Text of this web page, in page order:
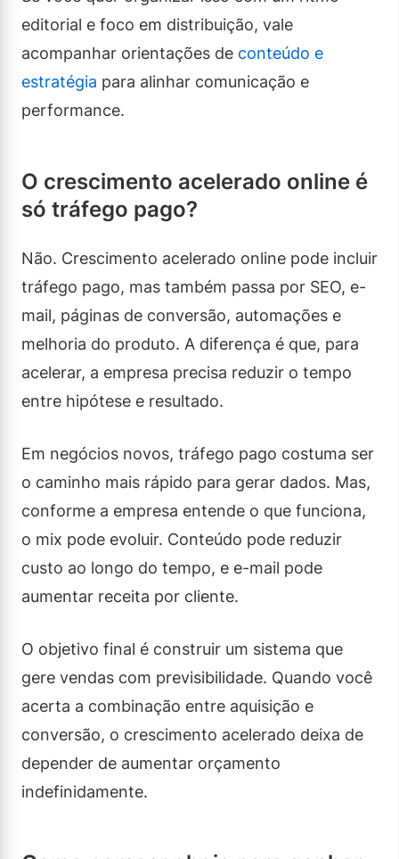
editorial e foco em distribuição, vale
acompanhar orientações de conteúdo e
estratégia para alinhar comunicação e
performance.
O crescimento acelerado online é
só tráfego pago?
Não. Crescimento acelerado online pode incluir
tráfego pago, mas também passa por SEO, e-
mail, páginas de conversão, automações e
melhoria do produto. A diferença é que, para
acelerar, a empresa precisa reduzir o tempo
entre hipótese e resultado.
Em negócios novos, tráfego pago costuma ser
o caminho mais rápido para gerar dados. Mas,
conforme a empresa entende o que funciona,
o mix pode evoluir. Conteúdo pode reduzir
custo ao longo do tempo, e e-mail pode
aumentar receita por cliente.
O objetivo final é construir um sistema que
gere vendas com previsibilidade. Quando você
acerta a combinação entre aquisição e
conversão, o crescimento acelerado deixa de
depender de aumentar orçamento
indefinidamente.